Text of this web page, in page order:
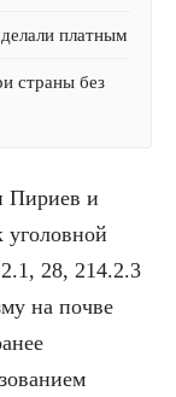
платным
страны без
Пириев и
28, 214.2.3
на почве